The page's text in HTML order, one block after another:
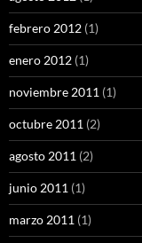
febrero 2012 (1)
enero 2012 (1)
noviembre 2011 (1)
octubre 2011 (2)
agosto 2011 (2)
junio 2011 (1)
marzo 2011 (1)